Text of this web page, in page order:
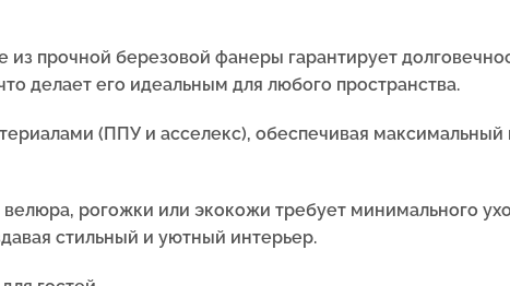
из прочной березовой фанеры гарантирует
делает его идеальным для любого пространства.
(ППУ и асселекс), обеспечивая
рогожки или экокожи требует минимального
стильный и уютный интерьер.